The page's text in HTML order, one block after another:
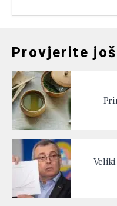
Provjerite
Veliki